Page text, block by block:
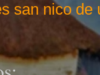
san nico